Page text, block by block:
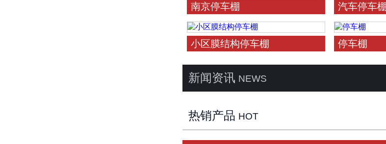
南京停车棚 汽车停车棚
小区膜结构停车棚 停车棚
新闻资讯 NEWS
热销产品 HOT